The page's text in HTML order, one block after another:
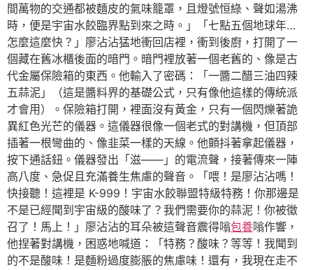
間萬物的交通都被麵皮的氣味籠罩，且燈號恒綠、聲如湯沸
時，便是宇宙水餃臨界點到來之時。」「七點五個地球年…
怎麼這麼快？」廖沾沾猛地衝回店裡，衝到後廚，打開了一
個藏在舊冰櫃後面的暗門。暗門裡放著一個老舊的、像是古
代金屬保險箱的東西。他輸入了密碼：「一醬二醋三油四辣
五蒜泥」（這是醬料界的基礎公式，只有像他這樣的傳統派
才會用）。保險箱打開，裡面沒有黃金，只有一個閃爍著詭
異紅色光芒的儀器。這儀器很像一個老式的對講機，但頂部
插著一根彎曲的、像韭菜一樣的天線。他顫抖著拿起儀器，
按下通話鈕。儀器發出「滋——」的電流聲，接著傳來一陣
高八度、急促且充滿養生焦慮的聲音。「喂！是廖沾沾嗎！
快接聽！這裡是 K-999！宇宙水餃聯盟特級特務！你那邊是
不是已經聞到宇宙級的酸味了？我們需要你的蒜泥！你被徵
召了！馬上！」廖沾沾的耳朵被這聲音震得嗡包養嗡作響，
他捏著對講機，困惑地喊道：「特務？酸味？等等！我聞到
的不是酸味！是麵粉過度膨脹的焦慮味！還有，我現在走不